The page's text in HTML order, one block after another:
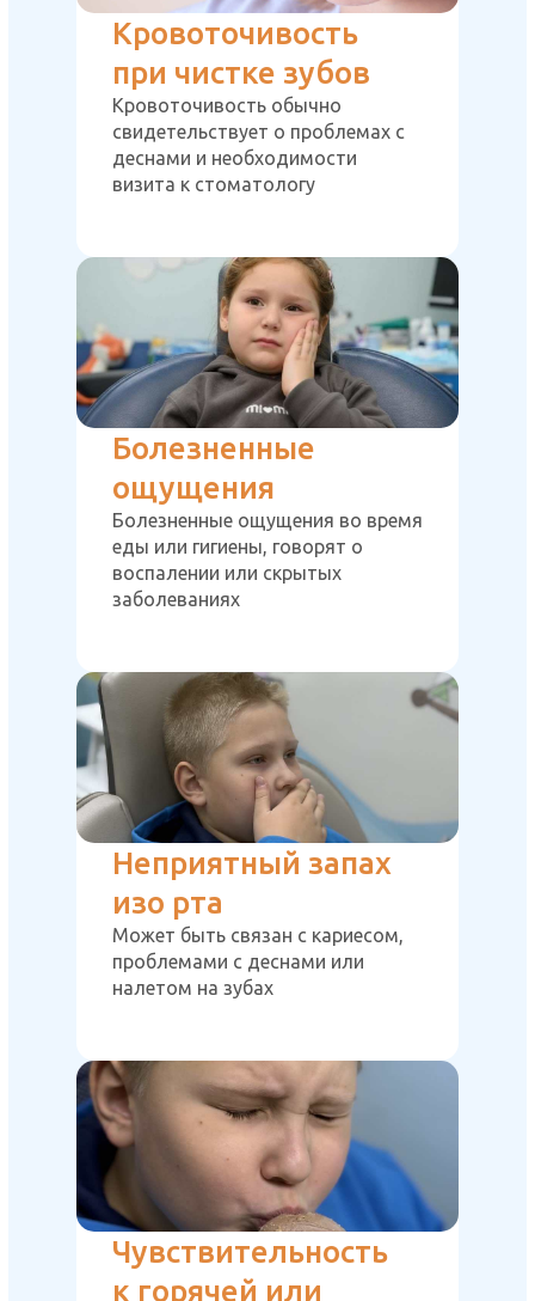
Кровоточивость
при чистке зубов
Кровоточивость обычно
свидетельствует о проблемах с
деснами и необходимости
визита к стоматологу
Болезненные
ощущения
Болезненные ощущения во время
еды или гигиены, говорят о
воспалении или скрытых
заболеваниях
Неприятный запах
изо рта
Может быть связан с кариесом,
проблемами с деснами или
налетом на зубах
Чувствительность
к горячей или